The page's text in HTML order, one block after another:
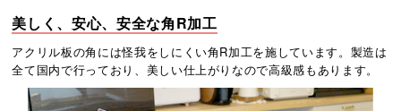
美しく、安心、安全な角R加工
アクリル板の角には怪我をしにくい角R加工を施しています。製造は
全て国内で行っており、美しい仕上がりなので高級感もあります。